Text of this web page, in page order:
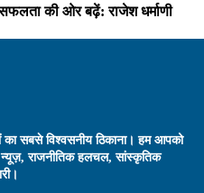
की ओर बढ़ें: राजेश धर्माणी
का सबसे विश्वसनीय ठिकाना। हम आपको
राजनीतिक हलचल, सांस्कृतिक